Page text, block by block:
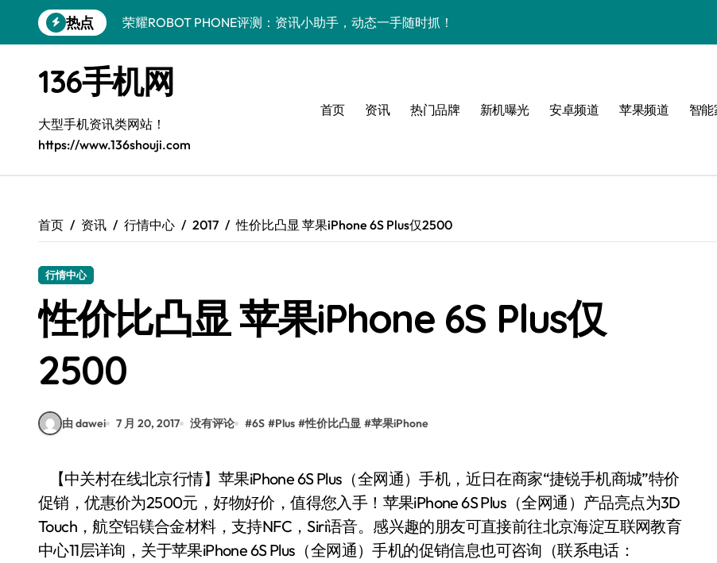
到
热点
荣耀ROBOT PHONE评测：资讯小助手，动态一手随时抓！
REDMI K90深度揭秘：硬核配置+发售信息全在这！
荣耀Magic V6速评：一屏掌控，解锁高效玩机新姿势！
iPhone 17 Pro性能大揭秘：硬件升级，跃升体验新巅峰！
荣耀500 Pro携MOLLY来袭，速览前沿科技新体验！
一加Turbo 6性能狂飙升级！深度评测揭秘新王牌实力
抢先揭秘！三星Galaxy Z Flip7 FE新机亮点全曝光
136手机网
大型手机资讯类网站！
https://www.136shouji.com
首页 资讯 热门品牌 新机曝光 安卓频道 苹果频道 智
首页 资讯 行情中心 2017 性价比凸显 苹果iPhone 6S Plus仅2500
行情中心
性价比凸显 苹果iPhone 6S Plus仅
2500
由 dawei 7 月 20, 2017 没有评论 #6S #Plus #性价比凸显 #苹果iPhone
【中关村在线北京行情】苹果iPhone 6S Plus（全网通）手机，近日在商家“捷锐手机商城”特价
促销，优惠价为2500元，好物好价，值得您入手！苹果iPhone 6S Plus（全网通）产品亮点为3D
Touch，航空铝镁合金材料，支持NFC，Siri语音。感兴趣的朋友可直接前往北京海淀互联网教育
中心11层详询，关于苹果iPhone 6S Plus（全网通）手机的促销信息也可咨询（联系电话：